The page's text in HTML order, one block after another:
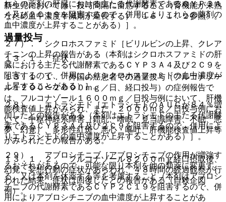
新生児においては、投与間隔に留意すること（腎機能が未熟
なため血中濃度半減期が延長する）〔１６．１．２参照〕。
過量投与
１３．１． 症状
１３．１．１． 外国の癌患者での過量投与（フルコナゾー
ル１２００〜２０００ｍｇ／日、経口投与）の症例報告で
は、フルコナゾール１６００ｍｇ／日投与例において、肝機
能検査値上昇がみられ、また、２０００ｍｇ／日投与例にお
いて、中枢神経系障害（錯乱、嗜眠、見当識障害、不眠、悪
夢、幻覚）、多形性紅斑、悪心・嘔吐、肝機能検査値上昇等
がみられたとの報告がある。
１３．１．２． フルコナゾール８２００ｍｇ経口摂取後、
幻覚、妄想行動の症状があらわれ、４８時間の経過観察が行
われた結果、症状は回復したとの報告がある（自殺企図
例）。
れらの薬剤の肝臓における主たる代謝酵素であるＣＹＰ３Ａ
４及び２Ｃ１９を阻害するので、併用によりこれらの薬剤の
血中濃度が上昇することがある）］。
２７）． シクロホスファミド［ビリルビンの上昇、クレア
チニンの上昇の報告がある（本剤はシクロホスファミドの肝
臓における主たる代謝酵素であるＣＹＰ３Ａ４及び２Ｃ９を
阻害するので、併用によりシクロホスファミドの血中濃度が
上昇することがある）］。
２８）． エトラシモド［エトラシモドのＡＵＣが８４％増
加したとの報告がある（本剤はエトラシモドの主たる代謝酵
素であるＣＹＰ３Ａ４及び２Ｃ９を阻害するので、併用によ
りエトラシモドの血中濃度が上昇することがある）］。
２９）． アブロシチニブ［アブロシチニブの作用が増強す
るおそれがあるので、可能な限り本剤を他の類薬に変更す
る、又は本剤を休薬する等を考慮すること（本剤はアブロシ
チニブの代謝酵素であるＣＹＰ２Ｃ１９を阻害するので、併
用によりアブロシチニブの血中濃度が上昇することがあ